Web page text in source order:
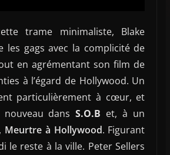
trame minimaliste, Blake
les gags avec la complicité de
en agrémentant son film de
à l’égard de Hollywood. Un
particulièrement à cœur, et
nouveau dansS.O.B et, à un
Meurtre à Hollywood. Figurant
le reste à la ville. Peter Sellers